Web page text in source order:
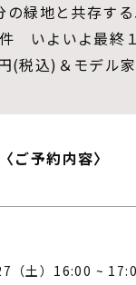
緑地と共存す
いよいよ最終
(税込)＆モデル
〈ご予約内容〉
（土）16:00 ~